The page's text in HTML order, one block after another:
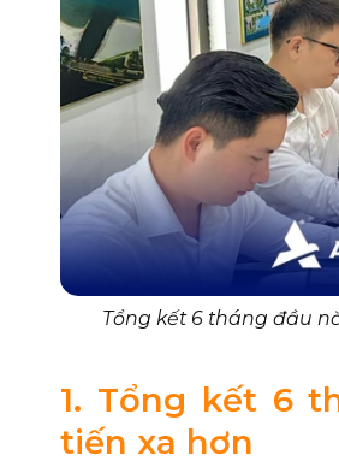
Tổng kết 6 tháng đầu
1. Tổng kết 6
tiến xa hơn